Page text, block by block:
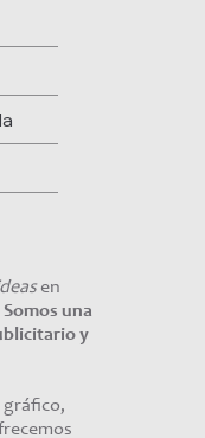
en
Somos una
y
gráfico,